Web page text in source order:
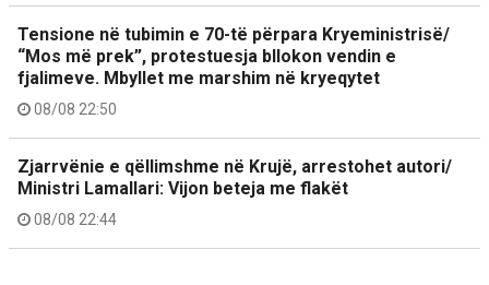
Tensione në tubimin e 70-të përpara Kryeministrisë/
“Mos më prek”, protestuesja bllokon vendin e
fjalimeve. Mbyllet me marshim në kryeqytet
08/08 22:50
Zjarrvënie e qëllimshme në Krujë, arrestohet autori/
Ministri Lamallari: Vijon beteja me flakët
08/08 22:44